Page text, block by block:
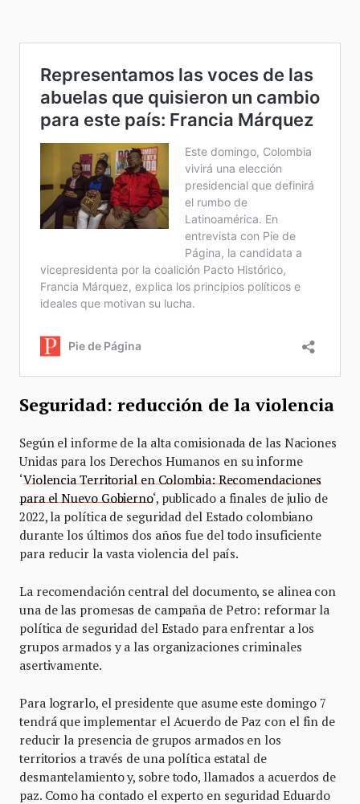
Seguridad: reducción de la violencia
Según el informe de la alta comisionada de las Naciones
Unidas para los Derechos Humanos en su informe
‘Violencia Territorial en Colombia: Recomendaciones
para el Nuevo Gobierno‘, publicado a finales de julio de
2022, la política de seguridad del Estado colombiano
durante los últimos dos años fue del todo insuficiente
para reducir la vasta violencia del país.
La recomendación central del documento, se alinea con
una de las promesas de campaña de Petro: reformar la
política de seguridad del Estado para enfrentar a los
grupos armados y a las organizaciones criminales
asertivamente.
Para lograrlo, el presidente que asume este domingo 7
tendrá que implementar el Acuerdo de Paz con el fin de
reducir la presencia de grupos armados en los
territorios a través de una política estatal de
desmantelamiento y, sobre todo, llamados a acuerdos de
paz. Como ha contado el experto en seguridad Eduardo